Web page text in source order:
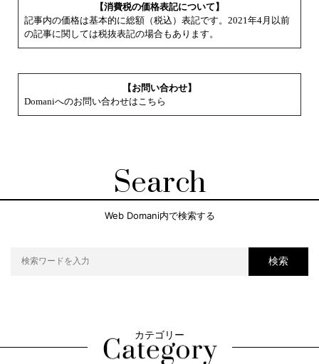
【消費税の価格表記について】
記事内の価格は基本的に総額（税込）表記です。2021年4月以前
の記事に関しては税抜表記の場合もあります。
【お問い合わせ】
Domaniへのお問い合わせはこちら
Search
Web Domani内で検索する
検索
カテゴリー